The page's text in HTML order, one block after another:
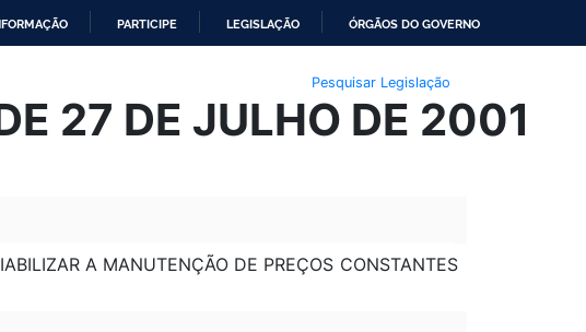
PARTICIPE LEGISLAÇÃO ÓRGÃOS DO GOVERNO
Pesquisar Legislação
27 DE JULHO DE 2001
A MANUTENÇÃO DE PREÇOS CONSTANTES